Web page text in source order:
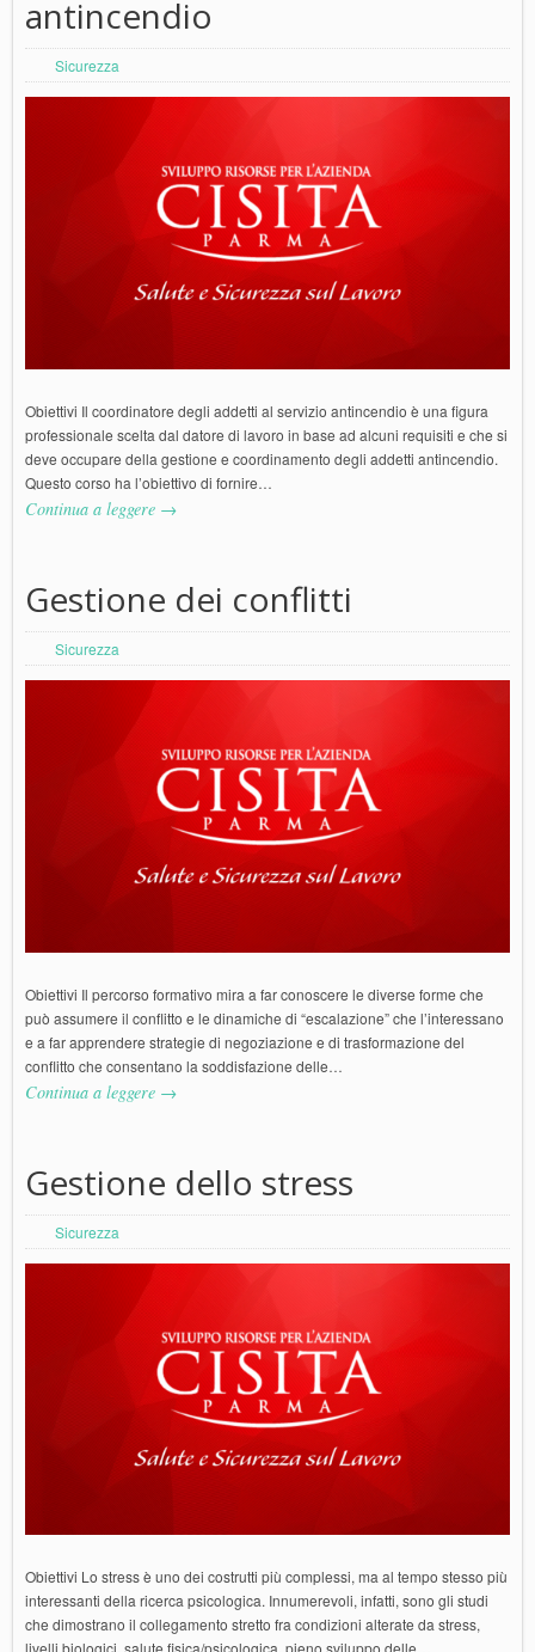
antincendio
Sicurezza
Obiettivi Il coordinatore degli addetti al servizio antincendio è una figura
professionale scelta dal datore di lavoro in base ad alcuni requisiti e che si
deve occupare della gestione e coordinamento degli addetti antincendio.
Questo corso ha l’obiettivo di fornire…
Continua a leggere →
Gestione dei conflitti
Sicurezza
Obiettivi Il percorso formativo mira a far conoscere le diverse forme che
può assumere il conflitto e le dinamiche di “escalazione” che l’interessano
e a far apprendere strategie di negoziazione e di trasformazione del
conflitto che consentano la soddisfazione delle…
Continua a leggere →
Gestione dello stress
Sicurezza
Obiettivi Lo stress è uno dei costrutti più complessi, ma al tempo stesso più
interessanti della ricerca psicologica. Innumerevoli, infatti, sono gli studi
che dimostrano il collegamento stretto fra condizioni alterate da stress,